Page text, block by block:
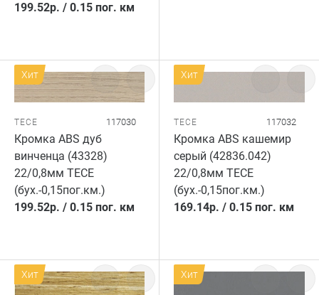
199.52р. / 0.15 пог. км
Хит
TECE 117030
Кромка ABS дуб
винченца (43328)
22/0,8мм TECE
(бух.-0,15пог.км.)
199.52р. / 0.15 пог. км
Хит
TECE 117032
Кромка ABS кашемир
серый (42836.042)
22/0,8мм TECE
(бух.-0,15пог.км.)
169.14р. / 0.15 пог. км
Хит Хит